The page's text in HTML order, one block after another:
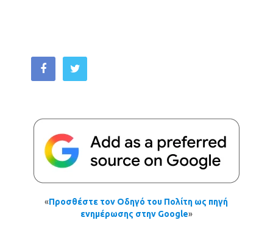
«Προσθέστε τον Οδηγό του Πολίτη ως πηγή
ενημέρωσης στην Google»